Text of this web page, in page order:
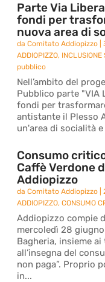
Parte Via
fondi per
nuova area di
daComitato Addiopizzo |
ADDIOPIZZO, INCLUSIONE
pubblico
Nell’ambito del
Pubblico parte "VIA
fondi per
antistante il Plesso
un'area di socialità
Consumo
Caffè Verdone
Addiopizzo
daComitato Addiopizzo |
ADDIOPIZZO,CONSUMO
Addiopizzo compie
mercoledì 28
Bagheria, insieme
all’insegna del
non paga”. Proprio
in...